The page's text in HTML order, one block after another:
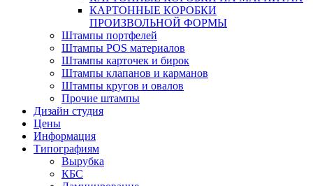
КАРТОННЫЕ КОРОБКИ
ПРОИЗВОЛЬНОЙ ФОРМЫ
Штампы портфелей
Штампы POS материалов
Штампы карточек и бирок
Штампы клапанов и карманов
Штампы кругов и овалов
Прочие штампы
Дизайн студия
Цены
Информация
Типографиям
Вырубка
КБС